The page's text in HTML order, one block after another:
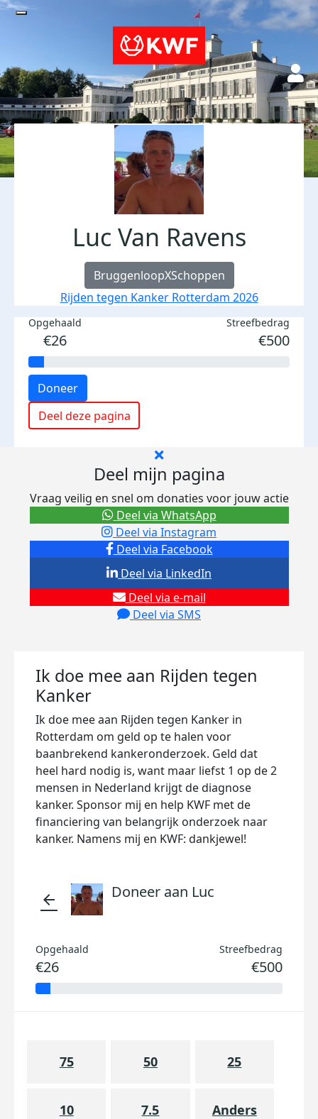
Luc Van Ravens
BruggenloopXSchoppen
Rijden tegen Kanker Rotterdam 2026
Opgehaald
€26
Streefbedrag
€500
Doneer
Deel deze pagina
Deel mijn pagina
Vraag veilig en snel om donaties voor jouw actie
Deel via Facebook
Deel via Instagram
Deel via e-mail
Deel via SMS
Deel via LinkedIn
Deel via WhatsApp
Ik doe mee aan Rijden tegen
Kanker
Ik doe mee aan Rijden tegen Kanker in
Rotterdam om geld op te halen voor
baanbrekend kankeronderzoek. Geld dat
heel hard nodig is, want maar liefst 1 op de 2
mensen in Nederland krijgt de diagnose
kanker. Sponsor mij en help KWF met de
financiering van belangrijk onderzoek naar
kanker. Namens mij en KWF: dankjewel!
arrow_back Doneer aan Luc
Opgehaald
€26
Streefbedrag
€500
75 50 25
10 7.5 Anders